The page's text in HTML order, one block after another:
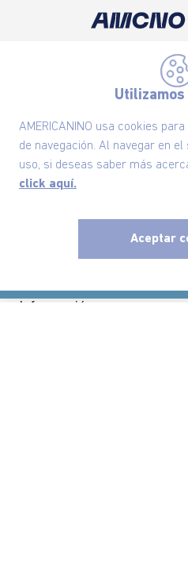
Utilizamos
AMERICANINO usa cookies
de navegación. Al navegar en
uso, si deseas saber más
click aquí.
Aceptar
las ofertas exclusivas
Nuestra Marca
Información